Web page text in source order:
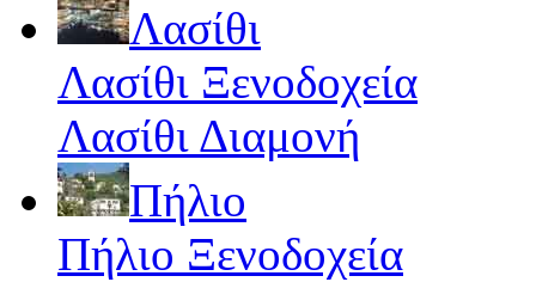
Λασίθι
Λασίθι Ξενοδοχεία
Λασίθι Διαμονή
Πήλιο
Πήλιο Ξενοδοχεία